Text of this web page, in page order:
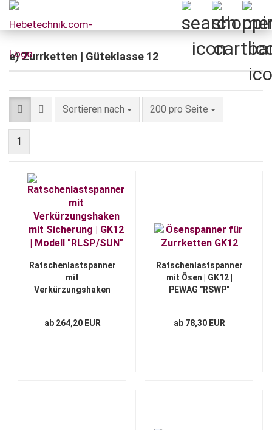
e) Zurrketten | Güteklasse 12
Sortieren nach
Sortieren nach 200 pro Seite
pro Seite
1
Ratschenlastspanner
mit
Verkürzungshaken
ab 264,20 EUR
Ratschenlastspanner
mit Ösen | GK12 |
PEWAG "RSWP"
ab 78,30 EUR